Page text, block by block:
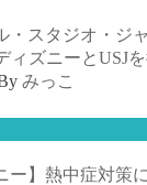
ィズニーとUSJ
みっこ
ー】熱中症対策